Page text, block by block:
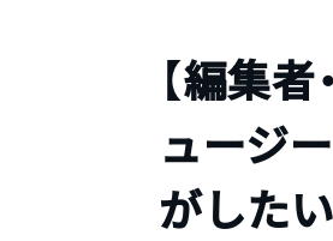
【編集
ュージ
がしたい